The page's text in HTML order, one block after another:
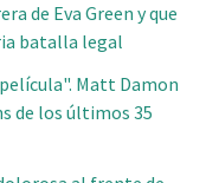
de Eva Green y que
batalla legal
Matt Damon
de los últimos 35